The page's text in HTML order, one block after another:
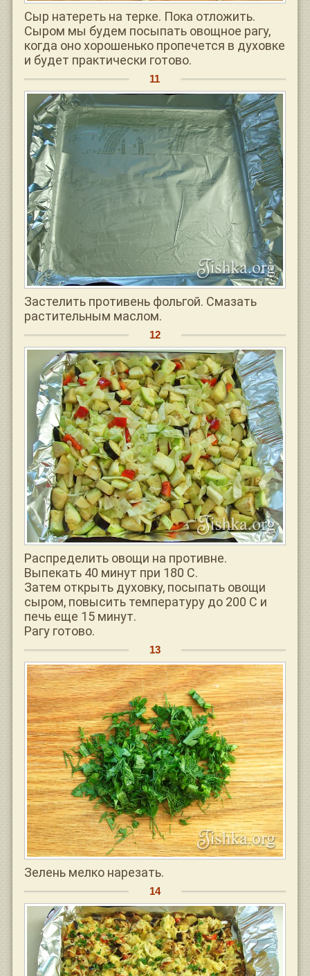
Сыр натереть на терке. Пока отложить.
Сыром мы будем посыпать овощное рагу,
когда оно хорошенько пропечется в духовке
и будет практически готово.
Застелить противень фольгой. Смазать
растительным маслом.
Распределить овощи на противне.
Выпекать 40 минут при 180 С.
Затем открыть духовку, посыпать овощи
сыром, повысить температуру до 200 С и
печь еще 15 минут.
Рагу готово.
Зелень мелко нарезать.